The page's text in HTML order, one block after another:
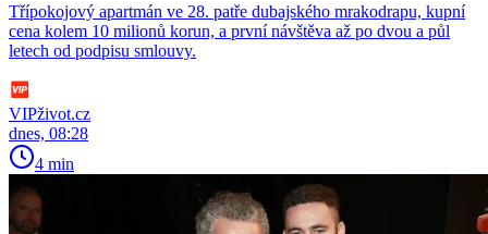
Třípokojový apartmán ve 28. patře dubajského mrakodrapu, kupní
cena kolem 10 milionů korun, a první návštěva až po dvou a půl
letech od podpisu smlouvy.
VIPživot.cz
dnes, 08:28
4 min